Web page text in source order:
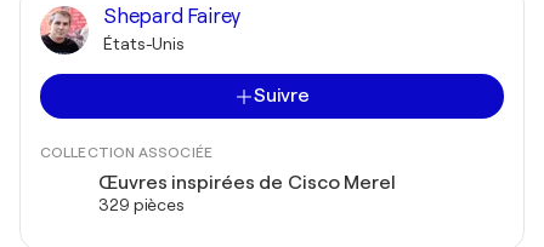
Shepard Fairey
États-Unis
Suivre
COLLECTION ASSOCIÉE
Œuvres inspirées de Cisco Merel
329 pièces